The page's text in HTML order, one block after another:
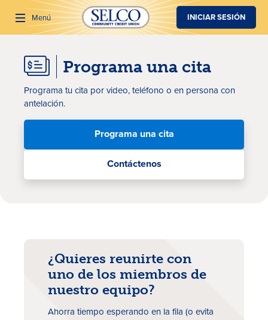
SALTAR AL CONTENIDO PRINCIPAL
Menú INICIAR SESIÓN
Programa una cita
Programa tu cita por video, teléfono o en persona con
antelación.
Programa una cita
Contáctenos
¿Quieres reunirte con
uno de los miembros de
nuestro equipo?
Ahorra tiempo esperando en la fila (o evita